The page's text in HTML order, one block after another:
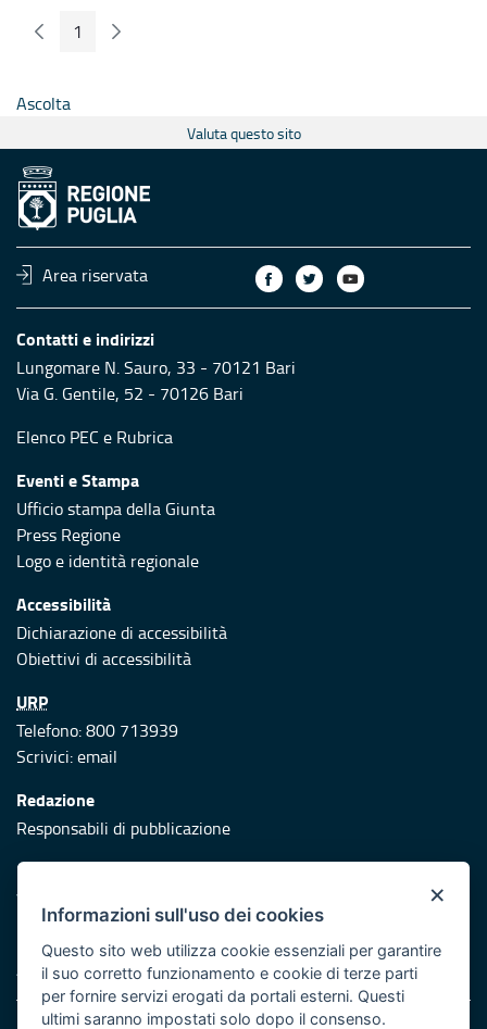
Pagina Precedente
Pagina
1 Pagina Seguente
Ascolta
Valuta questo sito
Area riservata
Contatti e indirizzi
Lungomare N. Sauro, 33 - 70121 Bari
Via G. Gentile, 52 - 70126 Bari
Elenco PEC e Rubrica
Eventi e Stampa
Ufficio stampa della Giunta
Press Regione
Logo e identità regionale
Accessibilità
Dichiarazione di accessibilità
Obiettivi di accessibilità
URP
Telefono: 800 713939
Scrivici:email
Redazione
Responsabili di pubblicazione
Protezione civile
Vai al sito di Protezione Civile Puglia
Iniziativa finanziata con risorse del POR Puglia 2014/2020 -
Asse XI
×
Informazioni sull'uso dei cookies
Questo sito web utilizza cookie essenziali per garantire
il suo corretto funzionamento e cookie di terze parti
per fornire servizi erogati da portali esterni. Questi
ultimi saranno impostati solo dopo il consenso.